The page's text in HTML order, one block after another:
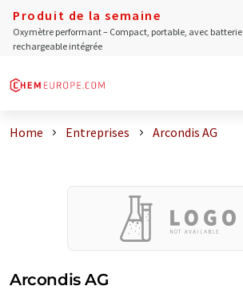
Produit de la semaine
Oxymètre performant – Compact, portable, avec batterie
rechargeable intégrée
Home Entreprises Arcondis AG
Arcondis AG